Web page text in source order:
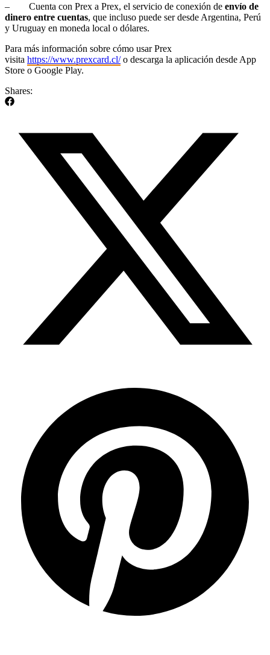
– Cuenta con Prex a Prex, el servicio de conexión de envío de
dinero entre cuentas, que incluso puede ser desde Argentina, Perú
y Uruguay en moneda local o dólares.
Para más información sobre cómo usar Prex
visita https://www.prexcard.cl/o descarga la aplicación desde App
Store o Google Play.
Shares: